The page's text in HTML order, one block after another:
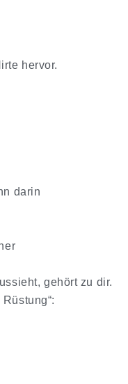
hervor.
darin
gehört zu dir.